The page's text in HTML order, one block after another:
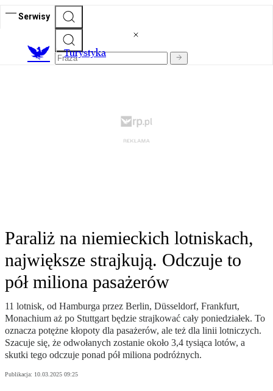
Serwisy
Turystyka
Paraliż na niemieckich lotniskach,
największe strajkują. Odczuje to
pół miliona pasażerów
11 lotnisk, od Hamburga przez Berlin, Düsseldorf, Frankfurt,
Monachium aż po Stuttgart będzie strajkować cały poniedziałek. To
oznacza potężne kłopoty dla pasażerów, ale też dla linii lotniczych.
Szacuje się, że odwołanych zostanie około 3,4 tysiąca lotów, a
skutki tego odczuje ponad pół miliona podróżnych.
Publikacja: 10.03.2025 09:25